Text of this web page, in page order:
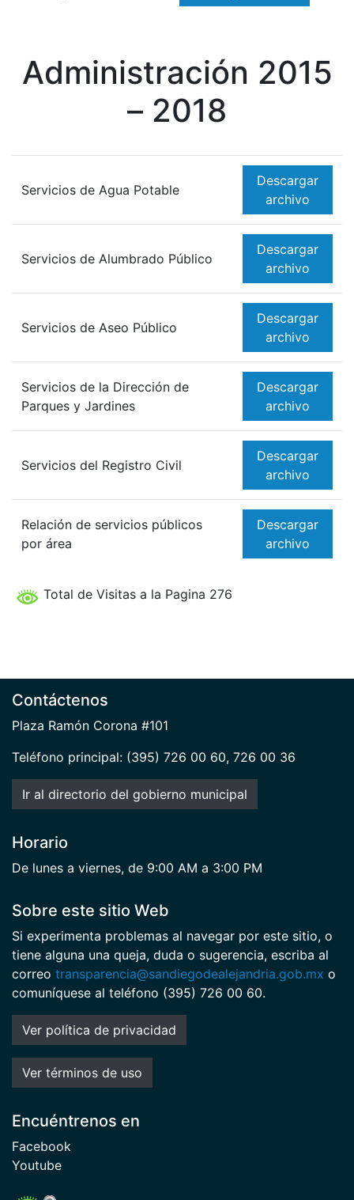
Administración 2015
– 2018
Servicios de Agua Potable
Descargar
archivo
Servicios de Alumbrado Público
Descargar
archivo
Servicios de Aseo Público
Descargar
archivo
Servicios de la Dirección de
Parques y Jardines
Descargar
archivo
Servicios del Registro Civil
Descargar
archivo
Relación de servicios públicos
por área
Descargar
archivo
Total de Visitas a la Pagina 276
Contáctenos
Plaza Ramón Corona #101
Teléfono principal: (395) 726 00 60, 726 00 36
Ir al directorio del gobierno municipal
Horario
De lunes a viernes, de 9:00 AM a 3:00 PM
Sobre este sitio Web
Si experimenta problemas al navegar por este sitio, o
tiene alguna una queja, duda o sugerencia, escriba al
correo transparencia@sandiegodealejandria.gob.mx o
comuníquese al teléfono (395) 726 00 60.
Ver política de privacidad
Ver términos de uso
Encuéntrenos en
Facebook
Youtube